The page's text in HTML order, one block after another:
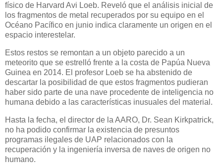
físico de Harvard Avi Loeb. Reveló que el análisis inicial de
los fragmentos de metal recuperados por su equipo en el
Océano Pacífico en junio indica claramente un origen en el
espacio interestelar.
Estos restos se remontan a un objeto parecido a un
meteorito que se estrelló frente a la costa de Papúa Nueva
Guinea en 2014. El profesor Loeb se ha abstenido de
descartar la posibilidad de que estos fragmentos pudieran
haber sido parte de una nave procedente de inteligencia no
humana debido a las características inusuales del material.
Hasta la fecha, el director de la AARO, Dr. Sean Kirkpatrick,
no ha podido confirmar la existencia de presuntos
programas ilegales de UAP relacionados con la
recuperación y la ingeniería inversa de naves de origen no
humano.